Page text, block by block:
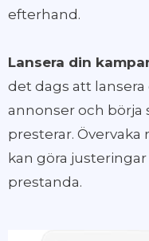
efterhand.
Lansera din
det dags att
annonser och börja
presterar.
kan göra
prestanda.